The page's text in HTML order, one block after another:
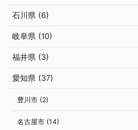
石川県 (6)
岐阜県 (10)
福井県 (3)
愛知県 (37)
豊川市 (2)
名古屋市 (14)